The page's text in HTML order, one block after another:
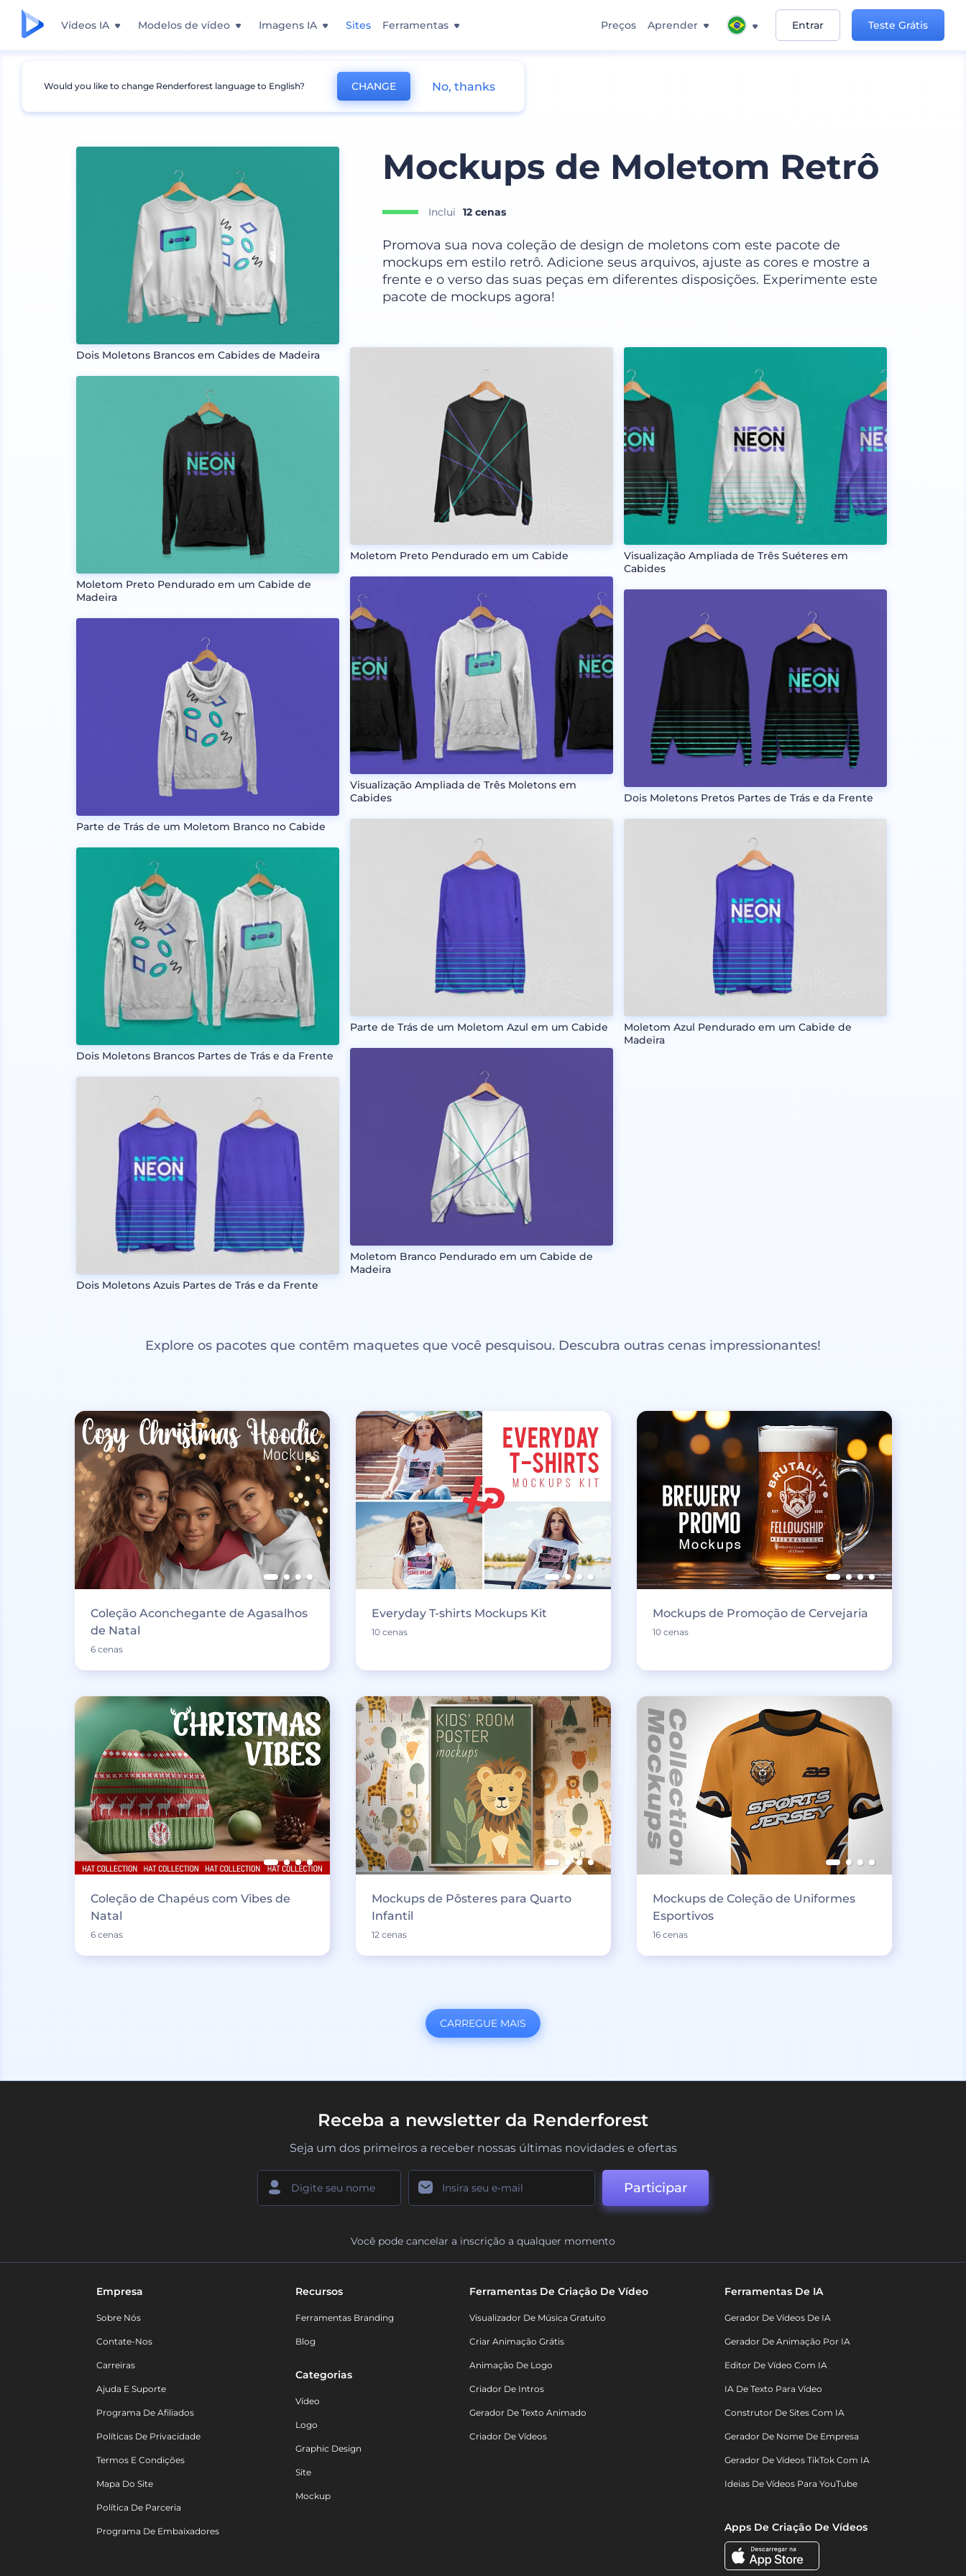
Vídeos IA Modelos de vídeo Imagens IA Sites Ferramentas Preços Aprender Entrar Teste Grátis
Mockups Vestuário Mockup de Agasalho
Dois Moletons Brancos em Cabides de Madeira
Moletom Preto Pendurado em um Cabide de
Madeira
Parte de Trás de um Moletom Branco no Cabide
Dois Moletons Brancos Partes de Trás e da Frente
Dois Moletons Azuis Partes de Trás e da Frente
Mockups de Moletom Retrô
Inclui 12 cenas
Promova sua nova coleção de design de moletons com este pacote de
mockups em estilo retrô. Adicione seus arquivos, ajuste as cores e mostre a
frente e o verso das suas peças em diferentes disposições. Experimente este
pacote de mockups agora!
Moletom Preto Pendurado em um Cabide
Visualização Ampliada de Três Moletons em
Cabides
Parte de Trás de um Moletom Azul em um Cabide
Moletom Branco Pendurado em um Cabide de
Madeira
Visualização Ampliada de Três Suéteres em
Cabides
Dois Moletons Pretos Partes de Trás e da Frente
Moletom Azul Pendurado em um Cabide de
Madeira
Explore os pacotes que contêm maquetes que você pesquisou. Descubra outras cenas impressionantes!
Coleção Aconchegante de Agasalhos
de Natal
6 cenas
Everyday T-shirts Mockups Kit
10 cenas
Mockups de Promoção de Cervejaria
10 cenas
Coleção de Chapéus com Vibes de
Natal
6 cenas
Mockups de Pôsteres para Quarto
Infantil
12 cenas
Mockups de Coleção de Uniformes
Esportivos
16 cenas
CARREGUE MAIS
Receba a newsletter da Renderforest
Seja um dos primeiros a receber nossas últimas novidades e ofertas
Participar
Você pode cancelar a inscrição a qualquer momento
Empresa
Sobre Nós
Contate-Nos
Carreiras
Ajuda E Suporte
Programa De Afiliados
Políticas De Privacidade
Termos E Condições
Mapa Do Site
Política De Parceria
Programa De Embaixadores
Recursos
Ferramentas Branding
Blog
Categorias
Vídeo
Logo
Graphic Design
Site
Mockup
Ferramentas De Criação De Vídeo
Visualizador De Música Gratuito
Criar Animação Grátis
Animação De Logo
Criador De Intros
Gerador De Texto Animado
Criador De Vídeos
Ferramentas De IA
Gerador De Vídeos De IA
Gerador De Animação Por IA
Editor De Vídeo Com IA
IA De Texto Para Vídeo
Construtor De Sites Com IA
Gerador De Nome De Empresa
Gerador De Vídeos TikTok Com IA
Ideias De Vídeos Para YouTube
Apps De Criação De Vídeos
Would you like to change Renderforest language to English? CHANGE No, thanks